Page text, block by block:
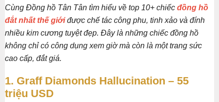
Cùng Đồng hồ Tân Tân tìm hiểu về top 10+ chiếc đồng hồ
đắt nhất thế giớiđược chế tác công phu, tinh xảo và đính
nhiều kim cương tuyệt đẹp. Đây là những chiếc đồng hồ
không chỉ có công dụng xem giờ mà còn là một trang sức
cao cấp, đắt giá.
1. Graff Diamonds Hallucination – 55
triệu USD